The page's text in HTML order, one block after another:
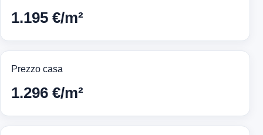
1.195 €/m²
Prezzo casa
1.296 €/m²